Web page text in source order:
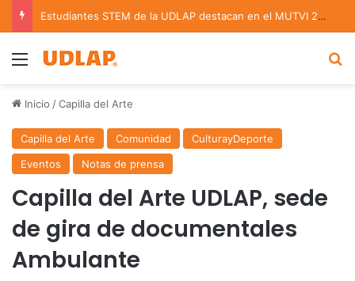
Estudiantes STEM de la UDLAP destacan en el MUTVI 2026
Menu
Inicio /Capilla del Arte
Capilla del Arte Comunidad
CulturayDeporte
Eventos
Notas de prensa
Capilla del Arte UDLAP, sede
de gira de documentales
Ambulante